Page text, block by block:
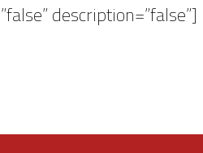
description=”false”]